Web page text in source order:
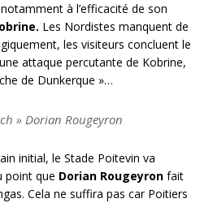
à l’efficacité de son
Les Nordistes manquent de
les visiteurs concluent le
attaque percutante de Kobrine,
de Dunkerque »…
» Dorian Rougeyron
initial, le Stade Poitevin va
point que Dorian Rougeyron fait
Cela ne suffira pas car Poitiers